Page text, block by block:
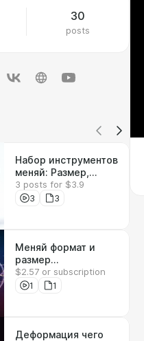
30
posts
Набор инструментов
меняй: Размер,
формат и вес
изображения
3 posts for $3.9
3
3
Меняй формат и
размер
изображения
$2.57 or subscription
1
1
Деформация чего